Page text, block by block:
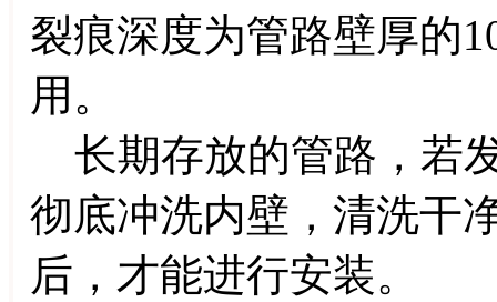
裂痕深度为管路壁厚的
用。
长期存放的管路，若
彻底冲洗内壁，清洗干
后，才能进行安装。